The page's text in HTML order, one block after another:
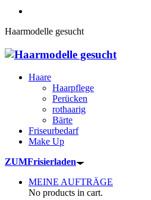
Haarmodelle gesucht
Haare
Haarpflege
Perücken
rothaarig
Bärte
Friseurbedarf
Make Up
ZUMFrisierladen
MEINE AUFTRÄGE
No products in cart.